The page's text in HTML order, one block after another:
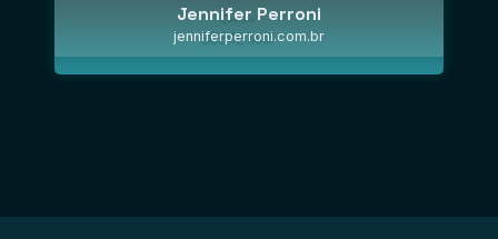
Jennifer Perroni
jenniferperroni.com.br